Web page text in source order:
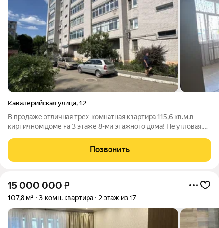
Кавалерийская улица,12
В продаже отличная трех-комнатная квартира 115,6 кв.м.в
кирпичном доме на 3 этаже 8-ми этажного дома! Не угловая,
ОТОПЛЕНИЕ , установлен газовый котел Baxi Выполнент
евроремонт. Большая ,
Позвонить
15 000 000 ₽
107,8 м² 3-комн. квартира 2 этаж из 17